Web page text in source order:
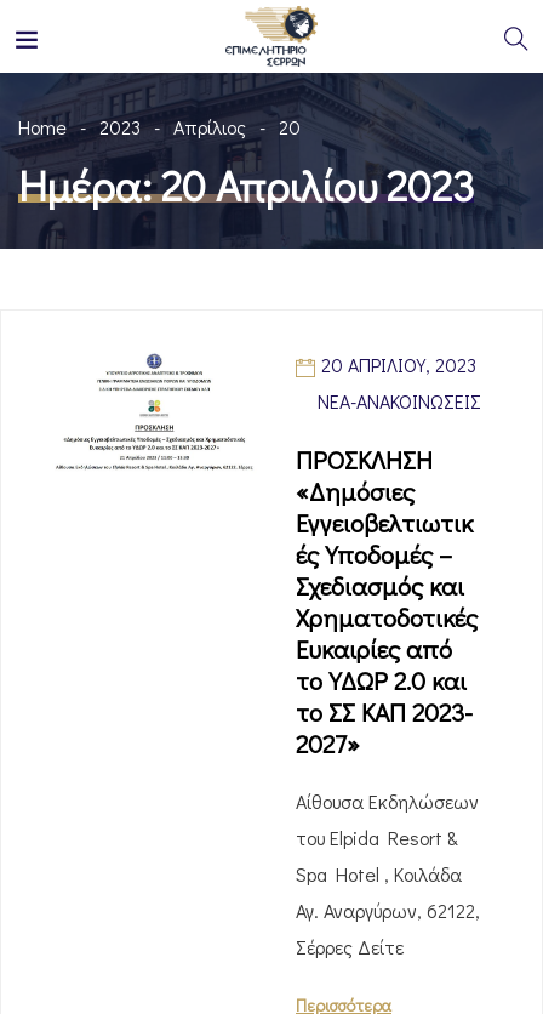
Home 2023 Απρίλιος 20
Ημέρα:20 Απριλίου 2023
20 ΑΠΡΙΛΊΟΥ, 2023
ΝΈΑ-ΑΝΑΚΟΙΝΏΣΕΙΣ
ΠΡΟΣΚΛΗΣΗ
«Δημόσιες
Εγγειοβελτιωτικ
ές Υποδομές –
Σχεδιασμός και
Χρηματοδοτικές
Ευκαιρίες από
το ΥΔΩΡ 2.0 και
το ΣΣ ΚΑΠ 2023-
2027»
Αίθουσα Εκδηλώσεων
του Elpida Resort &
Spa Hotel , Κοιλάδα
Αγ. Αναργύρων, 62122,
Σέρρες Δείτε
Περισσότερα